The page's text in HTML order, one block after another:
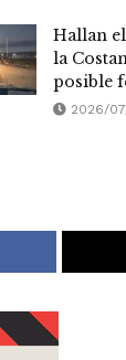
Hallan
la
posible
2026/